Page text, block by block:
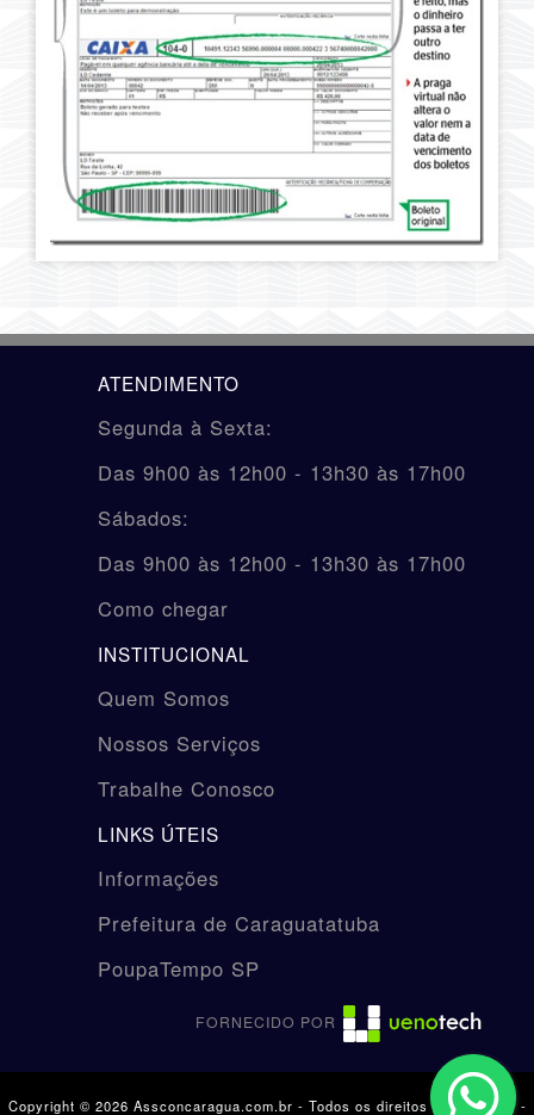
ATENDIMENTO
Segunda à Sexta:
Das 9h00 às 12h00 - 13h30 às 17h00
Sábados:
Das 9h00 às 12h00 - 13h30 às 17h00
Como chegar
INSTITUCIONAL
Quem Somos
Nossos Serviços
Trabalhe Conosco
LINKS ÚTEIS
Informações
Prefeitura de Caraguatatuba
PoupaTempo SP
FORNECIDO POR
Copyright © 2026 Assconcaragua.com.br - Todos os direitos reservados. -